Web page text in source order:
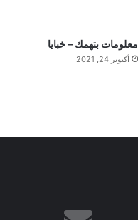
معلومات بتهمك – خبايا
أكتوبر 24, 2021